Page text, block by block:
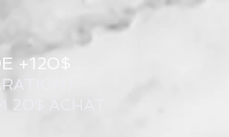
+120$
20$ ACHAT